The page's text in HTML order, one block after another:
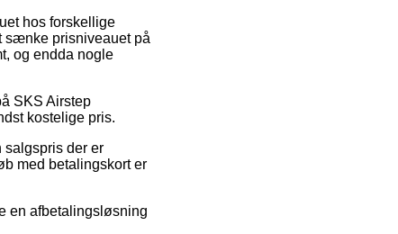
hos forskellige
sænke prisniveauet på
og endda nogle
SKS Airstep
kostelige pris.
salgspris der er
med betalingskort er
en afbetalingsløsning